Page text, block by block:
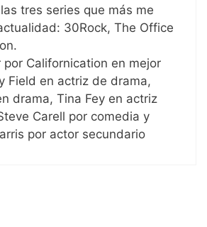
tres series que más me
30Rock, The Office
por Californication en mejor
Field en actriz de drama,
drama, Tina Fey en actriz
Carell por comedia y
por actor secundario